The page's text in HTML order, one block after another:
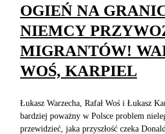
OGIEŃ NA
NIEMCY
MIGRANTÓW!
WOŚ, KARPIEL
Łukasz Warzecha, Rafał Woś i Łukasz
bardziej poważny w Polsce problem
przewidzieć, jaka przyszłość czeka